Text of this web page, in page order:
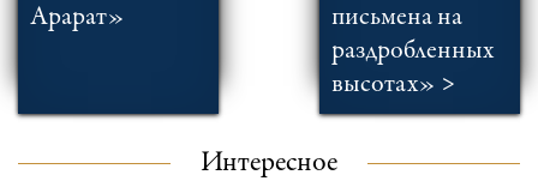
Арарат»
письмена на
раздробленных
высотах» >
Интересное